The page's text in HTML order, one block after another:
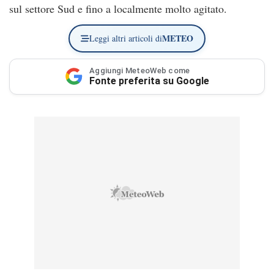
sul settore Sud e fino a localmente molto agitato.
Leggi altri articoli diMETEO
Aggiungi MeteoWeb come
Fonte preferita su Google